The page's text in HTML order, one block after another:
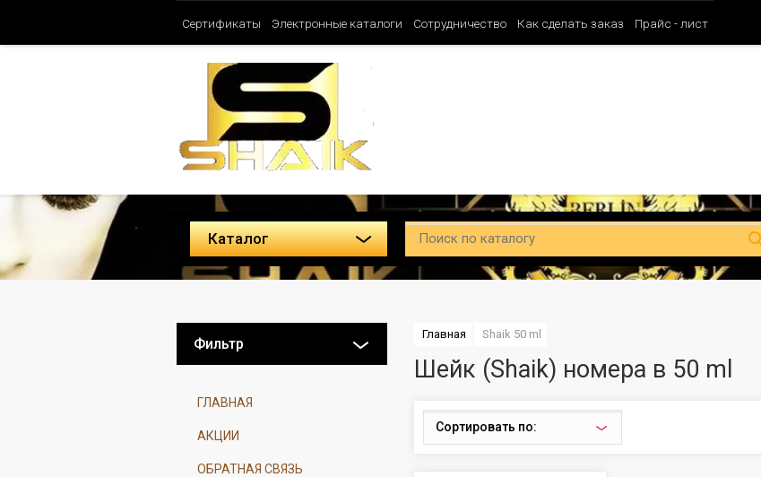
Сертификаты Электронные каталоги Сотрудничество Как сделать заказ Прайс - лист
Таблица ароматов SHAIK (Женские)
Политика конфиденциальности
Каталог
Фильтр
ГЛАВНАЯ
АКЦИИ
ОБРАТНАЯ СВЯЗЬ
Главная Shaik 50 ml
Шейк (Shaik) номера в 50 ml
Сортировать по: